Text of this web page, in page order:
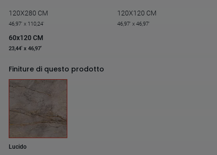
120X280 CM
46,97' x 110,24'
120X120 CM
46,97' x 46,97'
60x120 CM
23,44' x 46,97'
Finiture di questo prodotto
Lucido